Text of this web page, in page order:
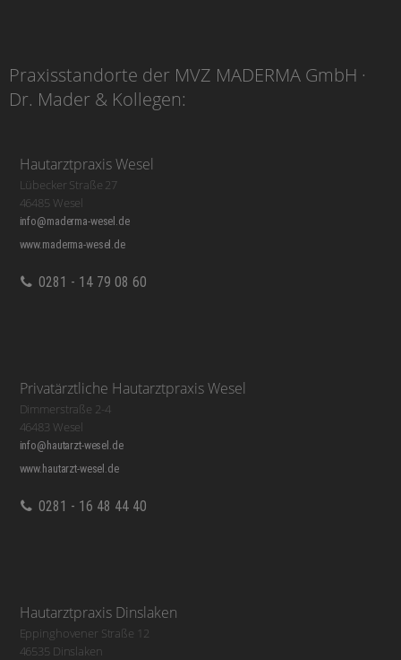
Praxisstandorte der MVZ MADERMA GmbH ·
Dr. Mader & Kollegen:
Hautarztpraxis Wesel
Lübecker Straße 27
46485 Wesel
info@maderma-wesel.de
www.maderma-wesel.de
0281 - 14 79 08 60
Privatärztliche Hautarztpraxis Wesel
Dimmerstraße 2-4
46483 Wesel
info@hautarzt-wesel.de
www.hautarzt-wesel.de
0281 - 16 48 44 40
Hautarztpraxis Dinslaken
Eppinghovener Straße 12
46535 Dinslaken